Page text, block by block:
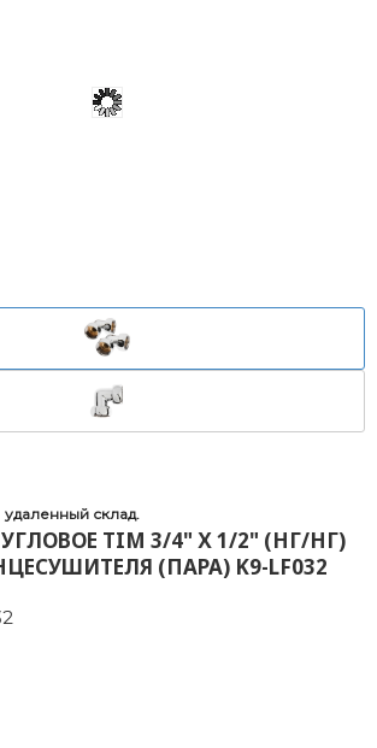
удаленный склад.
TIM 3/4" Х 1/2" (НГ/НГ)
(ПАРА) K9-LF032